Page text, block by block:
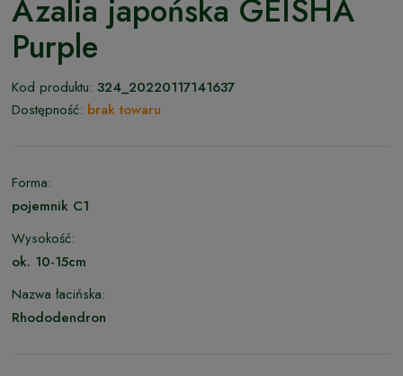
Azalia japońska GEISHA
Purple
Kod produktu: 324_20220117141637
Dostępność: brak towaru
Forma:
pojemnik C1
Wysokość:
ok. 10-15cm
Nazwa łacińska:
Rhododendron